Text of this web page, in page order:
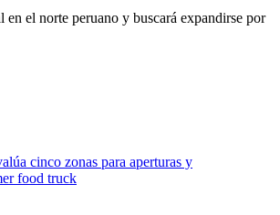
el norte peruano y buscará expandirse por